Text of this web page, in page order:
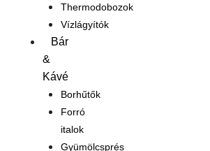
Thermodobozok
Vízlágyítók
Bár
&
Kávé
Borhűtők
Forró
italok
Gyümölcsprés